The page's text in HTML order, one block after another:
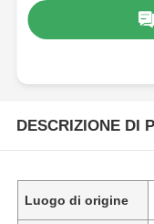
DESCRIZIONE DI
Luogo di origine